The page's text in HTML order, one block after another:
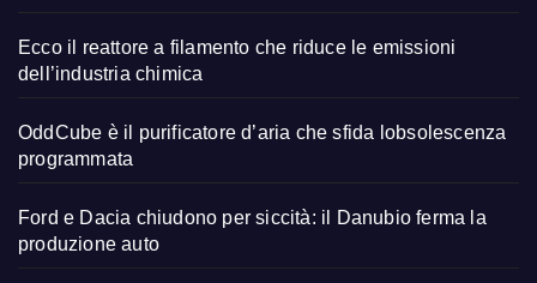
Ecco il reattore a filamento che riduce le emissioni
dell’industria chimica
OddCube è il purificatore d’aria che sfida lobsolescenza
programmata
Ford e Dacia chiudono per siccità: il Danubio ferma la
produzione auto